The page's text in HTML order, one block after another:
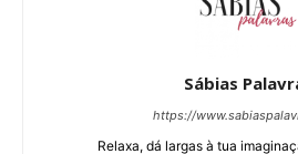
Sábias
https://
Relaxa, dá largas à tua